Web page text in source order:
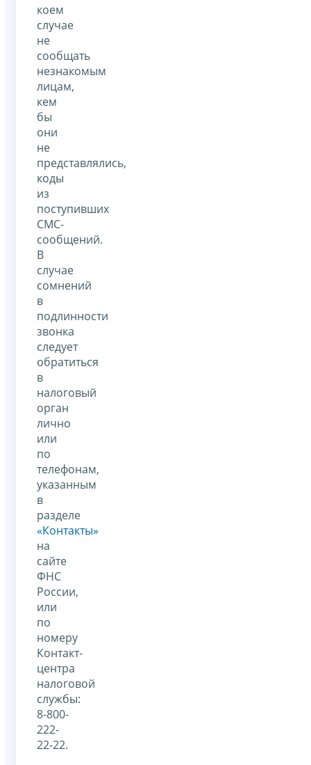
коем
случае
не
сообщать
незнакомым
лицам,
кем
бы
они
не
представлялись,
коды
из
поступивших
СМС-
сообщений.
В
случае
сомнений
в
подлинности
звонка
следует
обратиться
в
налоговый
орган
лично
или
по
телефонам,
указанным
в
разделе
«Контакты»
на
сайте
ФНС
России,
или
по
номеру
Контакт-
центра
налоговой
службы:
8-800-
222-
22-22.